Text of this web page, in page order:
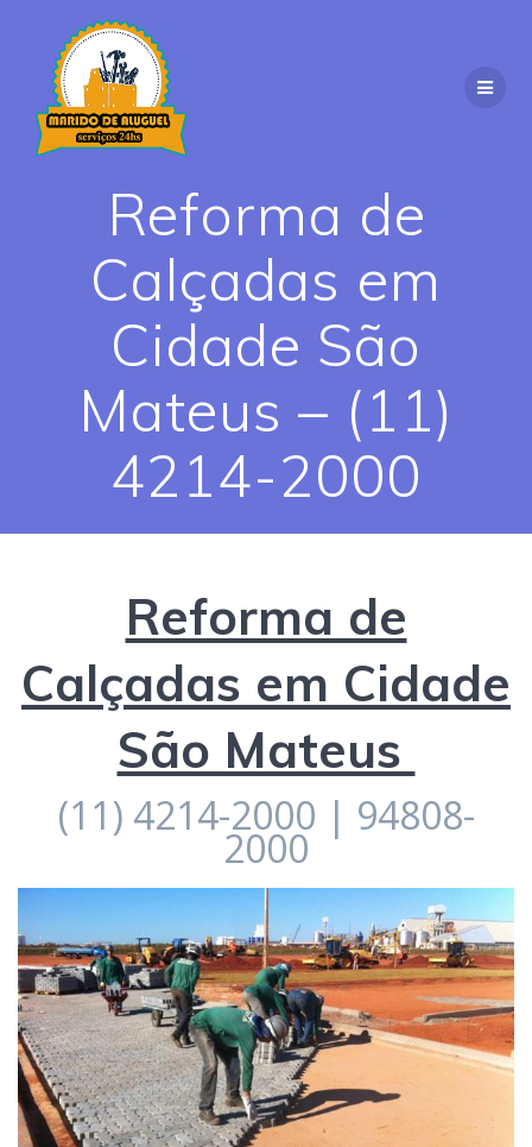
Reforma de
Calçadas em
Cidade São
Mateus – (11)
4214-2000
Reforma de
Calçadas em Cidade
São Mateus
(11) 4214-2000 | 94808-
2000